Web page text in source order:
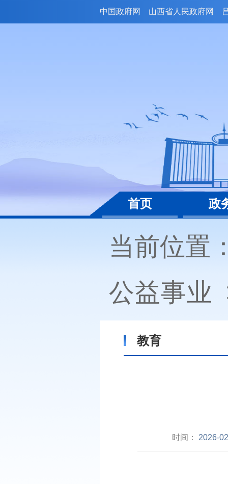
中国政府网 山西省人民政府网
首页 政
当前位置
公益事业
教育
时间： 2026-